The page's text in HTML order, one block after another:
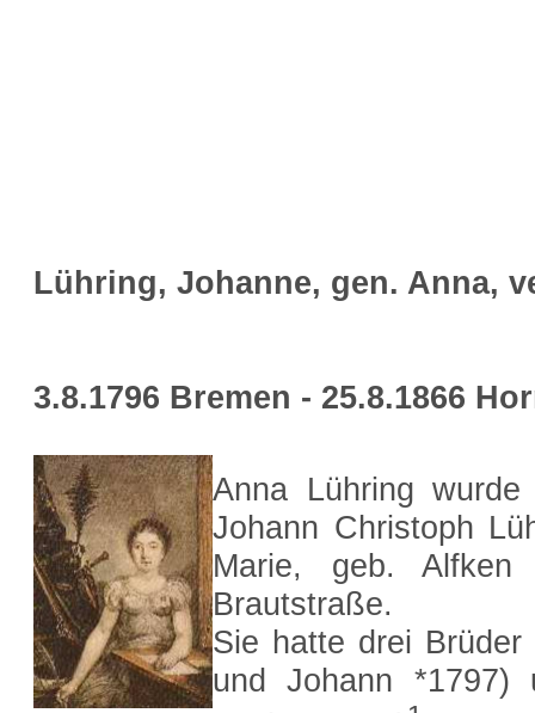
Lühring, Johanne, gen. Anna,
3.8.1796 Bremen - 25.8.1866
Anna Lühring
Johann Christoph
Marie, geb.
Brautstraße.
Sie hatte drei
und Johann *1797)